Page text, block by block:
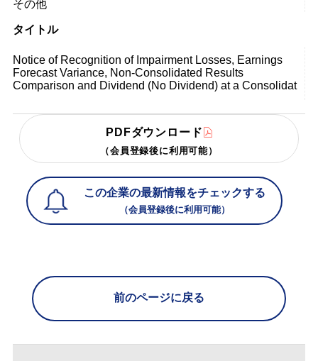
その他
タイトル
Notice of Recognition of Impairment Losses, Earnings
Forecast Variance, Non-Consolidated Results
Comparison and Dividend (No Dividend) at a Consolidat
PDFダウンロード
（会員登録後に利用可能）
この企業の最新情報をチェックする
（会員登録後に利用可能）
前のページに戻る